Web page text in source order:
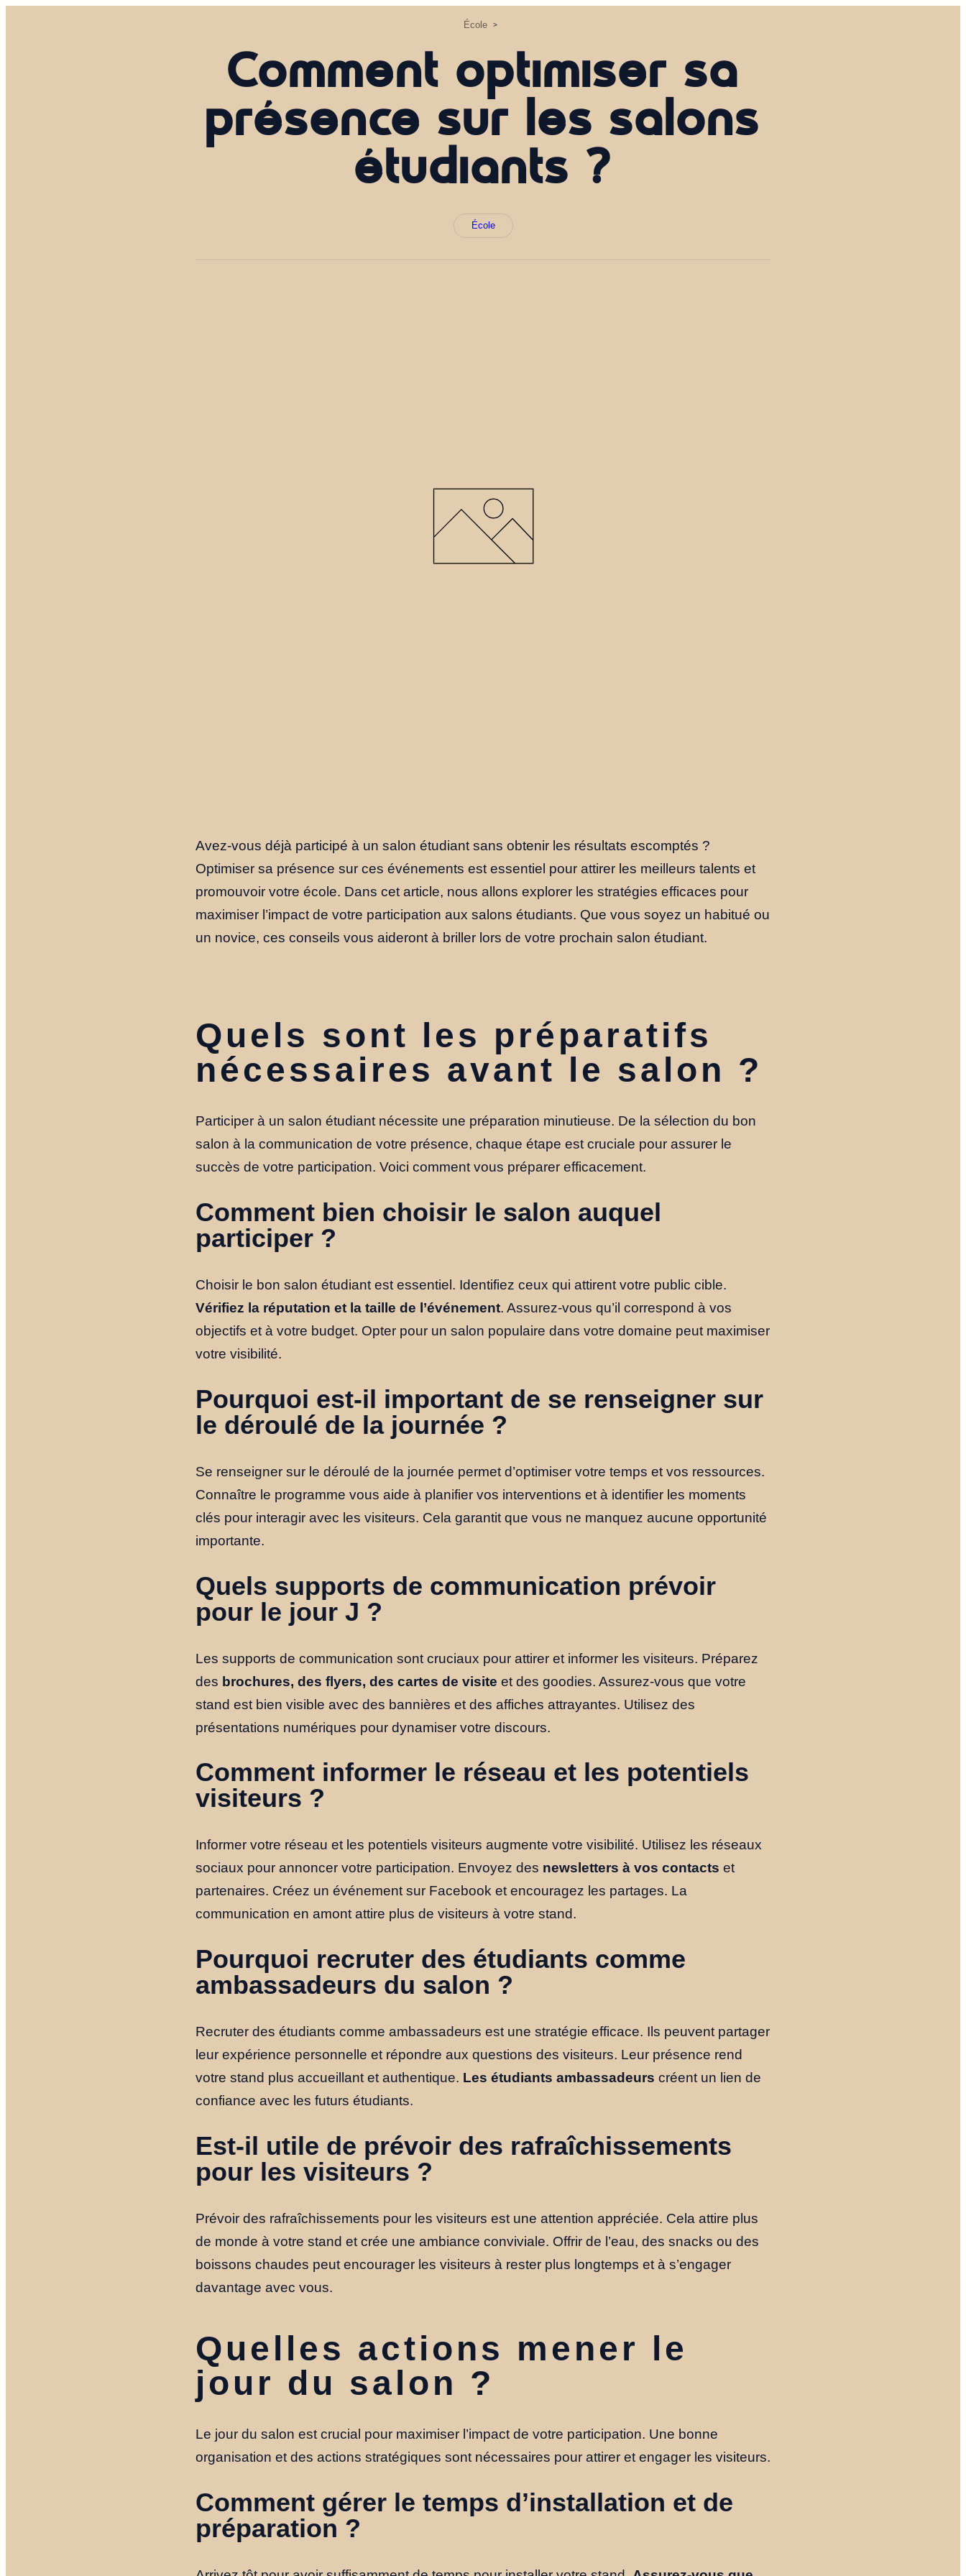
Accueil
Nos Formules
Le Fondateur
YOUTUBE
LINKEDIN
LIEN
École >
Comment optimiser sa
présence sur les salons
étudiants ?
École
Avez-vous déjà participé à un salon étudiant sans obtenir les résultats escomptés ?
Optimiser sa présence sur ces événements est essentiel pour attirer les meilleurs talents et
promouvoir votre école. Dans cet article, nous allons explorer les stratégies efficaces pour
maximiser l’impact de votre participation aux salons étudiants. Que vous soyez un habitué ou
un novice, ces conseils vous aideront à briller lors de votre prochain salon étudiant.
Quels sont les préparatifs
nécessaires avant le salon ?
Participer à un salon étudiant nécessite une préparation minutieuse. De la sélection du bon
salon à la communication de votre présence, chaque étape est cruciale pour assurer le
succès de votre participation. Voici comment vous préparer efficacement.
Comment bien choisir le salon auquel
participer ?
Choisir le bon salon étudiant est essentiel. Identifiez ceux qui attirent votre public cible.
Vérifiez la réputation et la taille de l’événement. Assurez-vous qu’il correspond à vos
objectifs et à votre budget. Opter pour un salon populaire dans votre domaine peut maximiser
votre visibilité.
Pourquoi est-il important de se renseigner sur
le déroulé de la journée ?
Se renseigner sur le déroulé de la journée permet d’optimiser votre temps et vos ressources.
Connaître le programme vous aide à planifier vos interventions et à identifier les moments
clés pour interagir avec les visiteurs. Cela garantit que vous ne manquez aucune opportunité
importante.
Quels supports de communication prévoir
pour le jour J ?
Les supports de communication sont cruciaux pour attirer et informer les visiteurs. Préparez
des brochures, des flyers, des cartes de visite et des goodies. Assurez-vous que votre
stand est bien visible avec des bannières et des affiches attrayantes. Utilisez des
présentations numériques pour dynamiser votre discours.
Comment informer le réseau et les potentiels
visiteurs ?
Informer votre réseau et les potentiels visiteurs augmente votre visibilité. Utilisez les réseaux
sociaux pour annoncer votre participation. Envoyez des newsletters à vos contacts et
partenaires. Créez un événement sur Facebook et encouragez les partages. La
communication en amont attire plus de visiteurs à votre stand.
Pourquoi recruter des étudiants comme
ambassadeurs du salon ?
Recruter des étudiants comme ambassadeurs est une stratégie efficace. Ils peuvent partager
leur expérience personnelle et répondre aux questions des visiteurs. Leur présence rend
votre stand plus accueillant et authentique. Les étudiants ambassadeurs créent un lien de
confiance avec les futurs étudiants.
Est-il utile de prévoir des rafraîchissements
pour les visiteurs ?
Prévoir des rafraîchissements pour les visiteurs est une attention appréciée. Cela attire plus
de monde à votre stand et crée une ambiance conviviale. Offrir de l’eau, des snacks ou des
boissons chaudes peut encourager les visiteurs à rester plus longtemps et à s’engager
davantage avec vous.
Quelles actions mener le
jour du salon ?
Le jour du salon est crucial pour maximiser l’impact de votre participation. Une bonne
organisation et des actions stratégiques sont nécessaires pour attirer et engager les visiteurs.
Comment gérer le temps d’installation et de
préparation ?